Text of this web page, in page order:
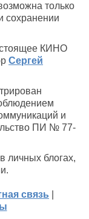
только
сохранении
КИНО
Сергей
и
ПИ № 77-
личных блогах,
связь